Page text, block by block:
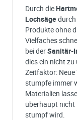
Durch die
Lochsägedurch
Produkte ohne
Vielfaches
bei derSanitär-
dies ein nicht
Zeitfaktor:
stumpfe immer
Materialien
überhaupt nicht
stumpf wird.